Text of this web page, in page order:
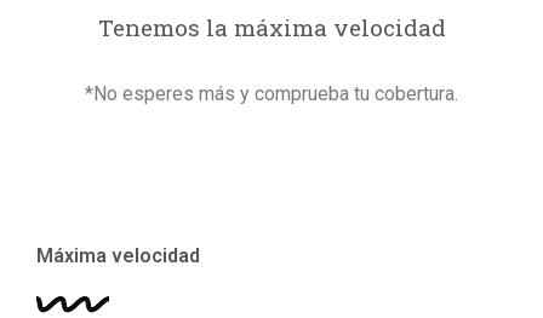
Máxima velocidad
Tenemos la máxima velocidad
*No esperes más y comprueba tu cobertura.